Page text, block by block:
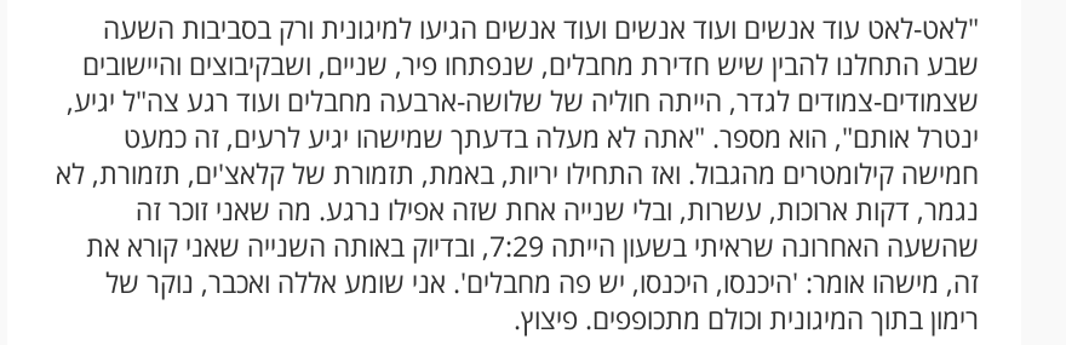
"לאט-לאט עוד אנשים ועוד אנשים ועוד אנשים הגיעו למיגונית ורק בסביבות השעה
שבע התחלנו להבין שיש חדירת מחבלים, שנפתחו פיר, שניים, ושבקיבוצים והיישובים
שצמודים-צמודים לגדר, הייתה חוליה של שלושה-ארבעה מחבלים ועוד רגע צה"ל יגיע,
ינטרל אותם", הוא מספר. "אתה לא מעלה בדעתך שמישהו יגיע לרעים, זה כמעט
חמישה קילומטרים מהגבול. ואז התחילו יריות, באמת, תזמורת של קלאצ'ים, תזמורת, לא
נגמר, דקות ארוכות, עשרות, ובלי שנייה אחת שזה אפילו נרגע. מה שאני זוכר זה
שהשעה האחרונה שראיתי בשעון הייתה 7:29, ובדיוק באותה השנייה שאני קורא את
זה, מישהו אומר: 'היכנסו, היכנסו, יש פה מחבלים'. אני שומע אללה ואכבר, נוקר של
רימון בתוך המיגונית וכולם מתכופפים. פיצוץ.